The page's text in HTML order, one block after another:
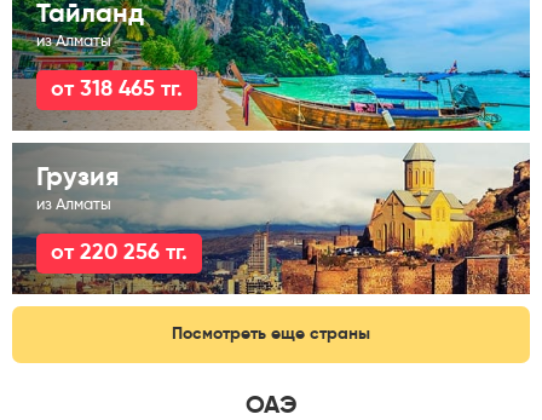
Тайланд
из Алматы
от 318 465 тг.
Грузия
из Алматы
от 220 256 тг.
Посмотреть еще страны
ОАЭ